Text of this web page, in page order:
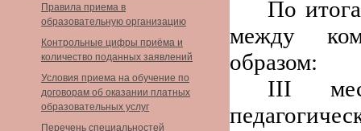
Правила приема в
образовательную организацию
Контрольные цифры приёма и
количество поданных заявлений
Условия приема на обучение по
договорам об оказании платных
образовательных услуг
Перечень специальностей
По
между
образом:
III